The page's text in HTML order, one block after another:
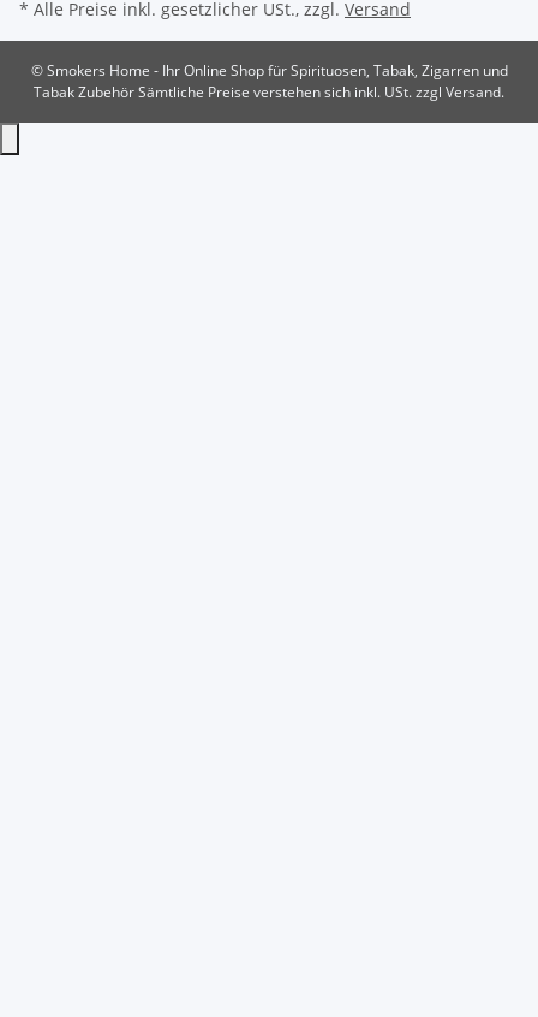
* Alle Preise inkl. gesetzlicher USt., zzgl. Versand
© Smokers Home - Ihr Online Shop für Spirituosen, Tabak, Zigarren und
Tabak ZubehörSämtliche Preise verstehen sich inkl. USt. zzgl Versand.